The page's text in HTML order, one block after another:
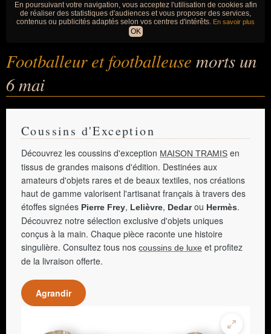
En poursuivant votre navigation, vous acceptez l'utilisation de cookies afin
de réaliser des statistiques d'audiences et vous proposer des services,
contenus ou publicités adaptés selon vos centres d'intérêts. En savoir plus
OK
Footballeur et footballeuse morts un
6 mai
Coussins d'Exception
Découvrez les coussins d'exception MAISON TRAMIS en
tissus de grandes maisons d'édition. Destinées aux
amateurs d'objets rares et de beaux textiles, nos créations
haut de gamme valorisent l'artisanat français à travers des
étoffes signées Pierre Frey, Lelièvre, Dedarou Hermès.
Découvrez notre sélection exclusive d'objets uniques
conçus à la main. Chaque pièce raconte une histoire
singulière. Consultez tous nos coussins de luxe et profitez
de la livraison offerte.
Agrandir